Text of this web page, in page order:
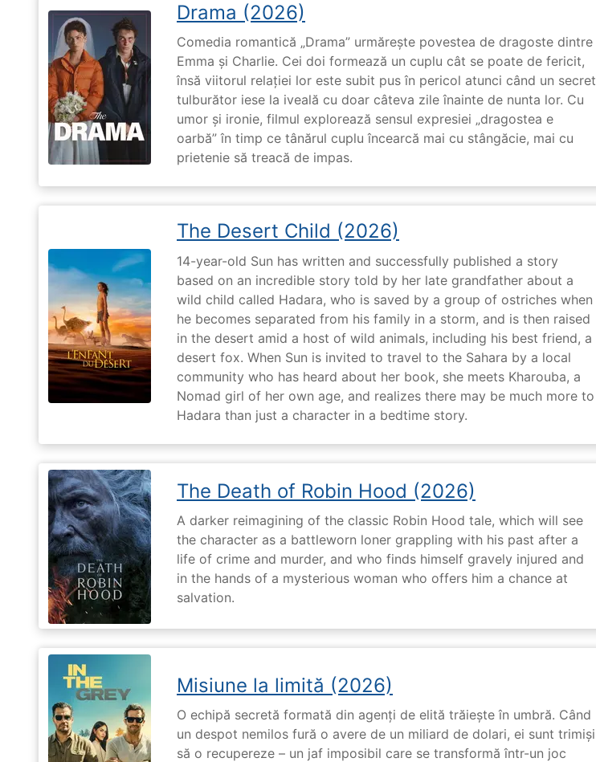
Drama (2026)
Comedia romantică „Drama” urmărește povestea de dragoste dintre
Emma și Charlie. Cei doi formează un cuplu cât se poate de fericit,
însă viitorul relației lor este subit pus în pericol atunci când un secret
tulburător iese la iveală cu doar câteva zile înainte de nunta lor. Cu
umor și ironie, filmul explorează sensul expresiei „dragostea e
oarbă” în timp ce tânărul cuplu încearcă mai cu stângăcie, mai cu
prietenie să treacă de impas.
The Desert Child (2026)
14-year-old Sun has written and successfully published a story
based on an incredible story told by her late grandfather about a
wild child called Hadara, who is saved by a group of ostriches when
he becomes separated from his family in a storm, and is then raised
in the desert amid a host of wild animals, including his best friend, a
desert fox. When Sun is invited to travel to the Sahara by a local
community who has heard about her book, she meets Kharouba, a
Nomad girl of her own age, and realizes there may be much more to
Hadara than just a character in a bedtime story.
The Death of Robin Hood (2026)
A darker reimagining of the classic Robin Hood tale, which will see
the character as a battleworn loner grappling with his past after a
life of crime and murder, and who finds himself gravely injured and
in the hands of a mysterious woman who offers him a chance at
salvation.
Misiune la limită (2026)
O echipă secretă formată din agenți de elită trăiește în umbră. Când
un despot nemilos fură o avere de un miliard de dolari, ei sunt trimiși
să o recupereze – un jaf imposibil care se transformă într-un joc